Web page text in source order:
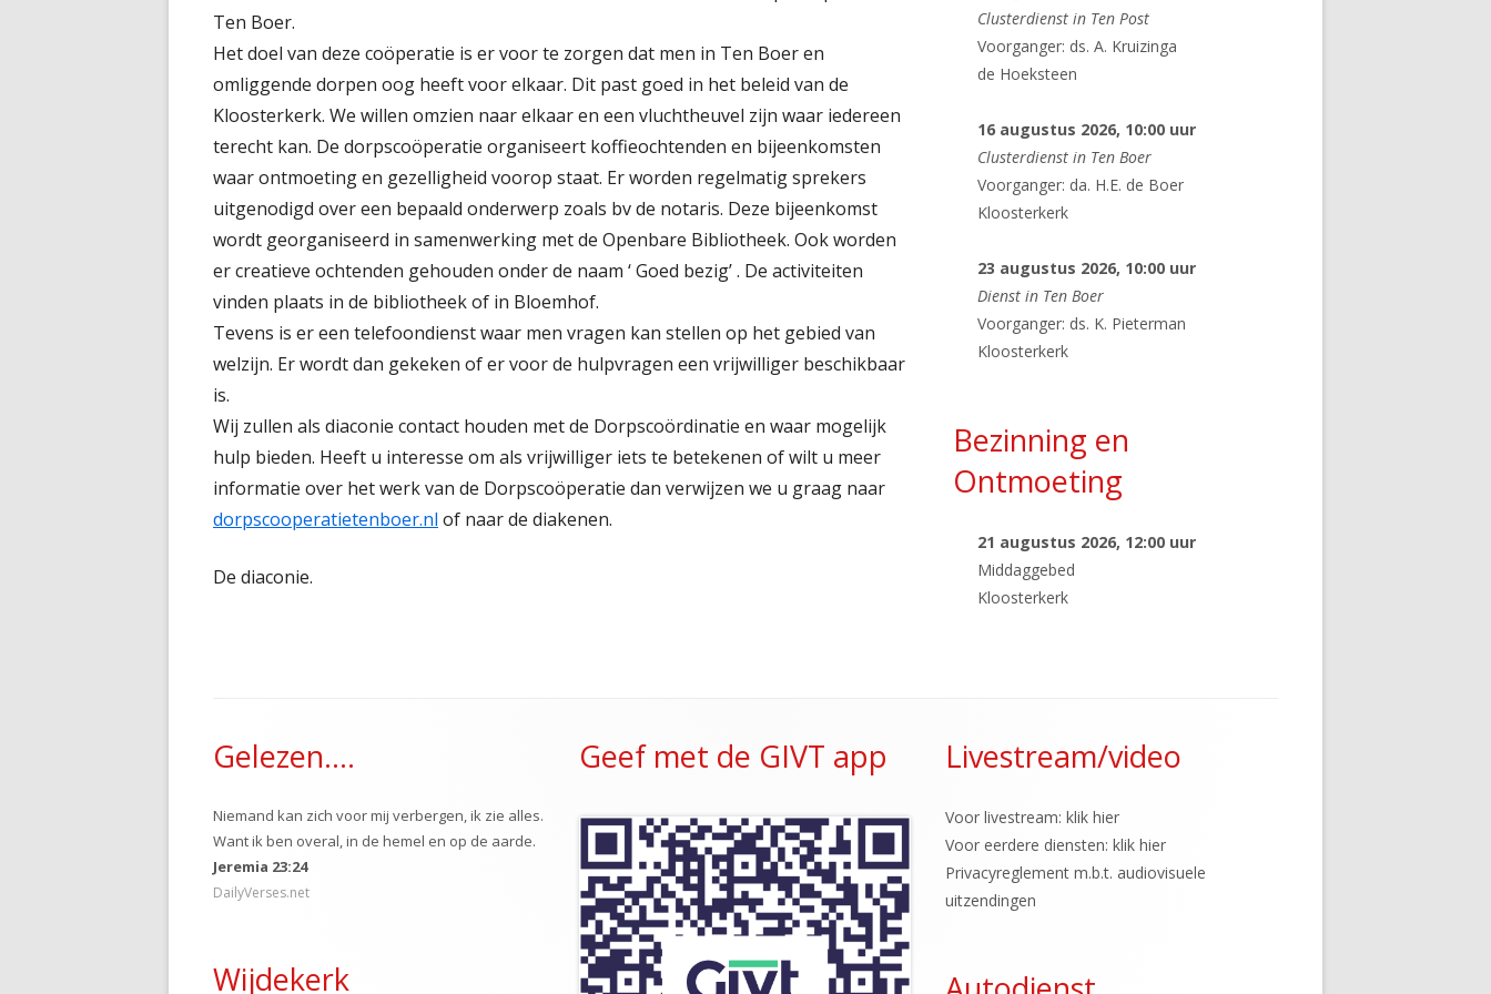
SPONSORKIND
DIACONAAL PROJECT VOEDSELBANK
BANKREKENING
JAARVERSLAG 2024
BANKREKENINGEN
KERKRENTMEESTERS
COLLECTES VIA GIVT GIVT INFORMATIEFOLDER
HANDLEIDING GEBRUIK GIVT-APP
QR CODE
JAARVERSLAG 2024
OMGAAN MET GELD
DAUWTRAPPEN
EET MEE IN KLOOSTERSTEE
GOD IN DE SUPERMARKT
KOFFIEMIDDAG VERWONDERING
KIJKEN EN LEZEN
MEDITATIE IN DE KLOOSTERKERK
PELGRIMEREN DOOR HET GRONINGER
STERREN KIJKEN
Ten Boer.
Het doel van deze coöperatie is er voor te zorgen dat men in Ten Boer en
omliggende dorpen oog heeft voor elkaar. Dit past goed in het beleid van de
Kloosterkerk. We willen omzien naar elkaar en een vluchtheuvel zijn waar iedereen
terecht kan. De dorpscoöperatie organiseert koffieochtenden en bijeenkomsten
waar ontmoeting en gezelligheid voorop staat. Er worden regelmatig sprekers
uitgenodigd over een bepaald onderwerp zoals bv de notaris. Deze bijeenkomst
wordt georganiseerd in samenwerking met de Openbare Bibliotheek. Ook worden
er creatieve ochtenden gehouden onder de naam ‘ Goed bezig’ . De activiteiten
vinden plaats in de bibliotheek of in Bloemhof.
Tevens is er een telefoondienst waar men vragen kan stellen op het gebied van
welzijn. Er wordt dan gekeken of er voor de hulpvragen een vrijwilliger beschikbaar
is.
Wij zullen als diaconie contact houden met de Dorpscoördinatie en waar mogelijk
hulp bieden. Heeft u interesse om als vrijwilliger iets te betekenen of wilt u meer
informatie over het werk van de Dorpscoöperatie dan verwijzen we u graag naar
dorpscooperatietenboer.nl of naar de diakenen.
De diaconie.
Clusterdienst in Ten Post
Voorganger: ds. A. Kruizinga
de Hoeksteen
16 augustus 2026, 10:00 uur
Clusterdienst in Ten Boer
Voorganger: da. H.E. de Boer
Kloosterkerk
23 augustus 2026, 10:00 uur
Dienst in Ten Boer
Voorganger: ds. K. Pieterman
Kloosterkerk
Bezinning en
Ontmoeting
21 augustus 2026, 12:00 uur
Middaggebed
Kloosterkerk
inhoud
Gelezen….
Niemand kan zich voor mij verbergen, ik zie alles.
Want ik ben overal, in de hemel en op de aarde.
Jeremia 23:24
DailyVerses.net
Wijdekerk
Geef met de GIVT app Livestream/video
Voor livestream: klik hier
Voor eerdere diensten: klik hier
Privacyreglement m.b.t. audiovisuele
uitzendingen